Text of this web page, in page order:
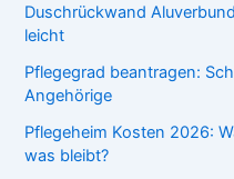
Duschrückwand
leicht
Pflegegrad beantragen:
Angehörige
Pflegeheim Kosten 2026:
was bleibt?